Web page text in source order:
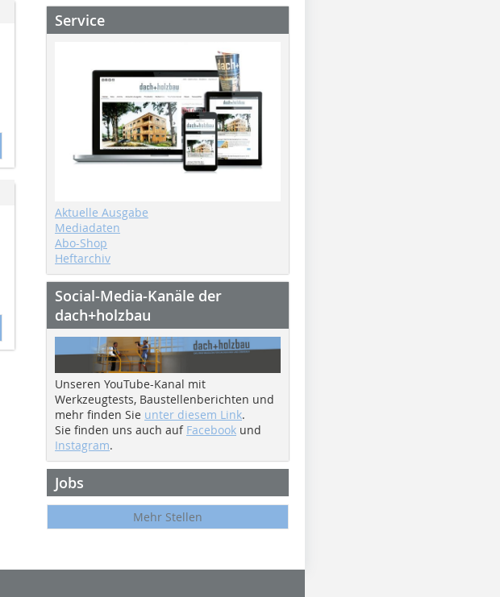
Service
Aktuelle Ausgabe
Mediadaten
Abo-Shop
Heftarchiv
Social-Media-Kanäle der
dach+holzbau
Unseren YouTube-Kanal mit
Werkzeugtests, Baustellenberichten und
mehr finden Sie unter diesem Link.
Sie finden uns auch auf Facebook und
Instagram.
Jobs
Mehr Stellen